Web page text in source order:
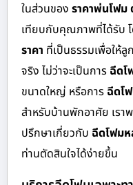
ในส่วนของ ราคาพ่นโฟม
เทียบกับคุณภาพที่ได้รับ
ราคา ที่เป็นธรรมเพื่อให้ลู
จริง ไม่ว่าจะเป็นการ ฉีดโ
ขนาดใหญ่ หรือการ ฉีดโ
สำหรับบ้านพักอาศัย เรา
ปรึกษาเกี่ยวกับ ฉีดโฟมห
ท่านตัดสินใจได้ง่ายขึ้น